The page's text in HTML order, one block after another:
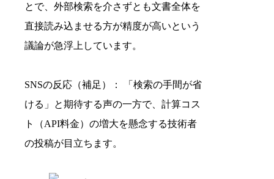
とで、外部検索を介さずとも文書全体を
直接読み込ませる方が精度が高いという
議論が急浮上しています。
SNSの反応（補足）： 「検索の手間が省
ける」と期待する声の一方で、計算コス
ト（API料金）の増大を懸念する技術者
の投稿が目立ちます。